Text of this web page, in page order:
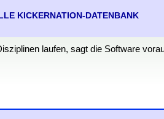
KICKERNATION-DATENBANK
laufen, sagt die Software